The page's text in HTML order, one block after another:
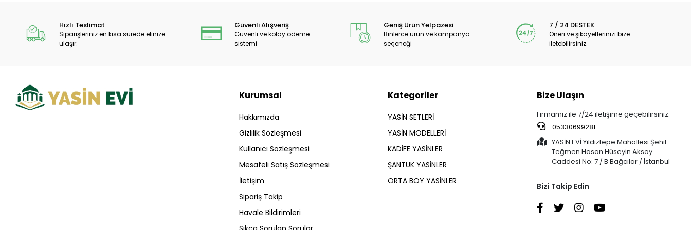
Piramit Külah
Hızlı Teslimat
Siparişleriniz en kısa sürede elinize
ulaşır.
Güvenli Alışveriş
Güvenli ve kolay ödeme
sistemi
Geniş Ürün Yelpazesi
Binlerce ürün ve kampanya
seçeneği
7 / 24 DESTEK
Öneri ve şikayetlerinizi bize
iletebilirsiniz.
Kurumsal
Hakkımızda
Gizlilik Sözleşmesi
Kullanıcı Sözleşmesi
Mesafeli Satış Sözleşmesi
İletişim
Sipariş Takip
Havale Bildirimleri
Kategoriler
YASİN SETLERİ
YASİN MODELLERİ
KADİFE YASİNLER
ŞANTUK YASİNLER
ORTA BOY YASİNLER
Bize Ulaşın
Firmamız ile 7/24 iletişime geçebilirsiniz.
05330699281
YASİN EVİ Yıldıztepe Mahallesi Şehit
Teğmen Hasan Hüseyin Aksoy
Caddesi No: 7 / B Bağcılar / İstanbul
Bizi Takip Edin